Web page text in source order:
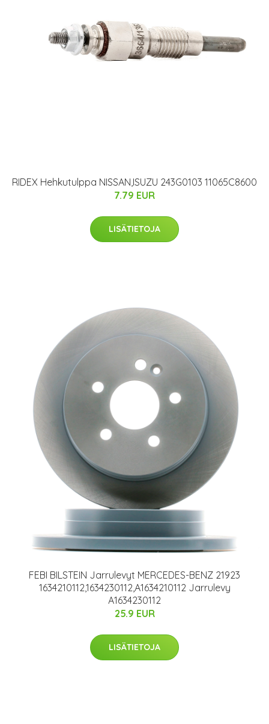
RIDEX Hehkutulppa NISSAN,ISUZU 243G0103 11065C8600
7.79 EUR
LISÄTIETOJA
FEBI BILSTEIN Jarrulevyt MERCEDES-BENZ 21923
1634210112,1634230112,A1634210112 Jarrulevy
A1634230112
25.9 EUR
LISÄTIETOJA